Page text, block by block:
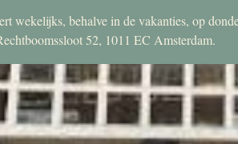
wekelijks, behalve in de vakanties, op
52, 1011 EC Amsterdam.